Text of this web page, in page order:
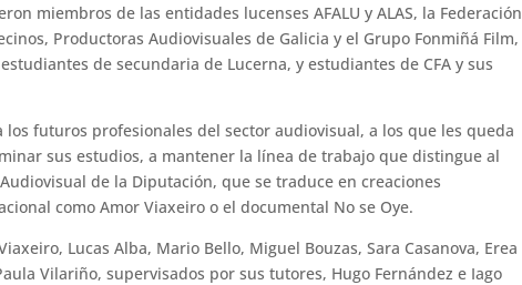
miembros de las entidades lucenses AFALU y ALAS, la Federación
Productoras Audiovisuales de Galicia y el Grupo Fonmiñá Film,
de secundaria de Lucerna, y estudiantes de CFA y sus
los futuros profesionales del sector audiovisual, a los que les queda
sus estudios, a mantener la línea de trabajo que distingue al
de la Diputación, que se traduce en creaciones
como Amor Viaxeiro o el documental No se Oye.
Lucas Alba, Mario Bello, Miguel Bouzas, Sara Casanova, Erea
Vilariño, supervisados ​​por sus tutores, Hugo Fernández e Iago